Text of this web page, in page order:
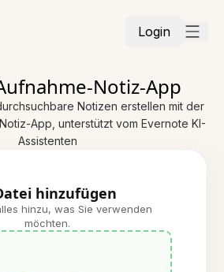
Login
Notiz-App
Notizen erstellen mit der
App, unterstützt vom Evernote KI-
Assistenten
hinzufügen
hinzu, was Sie verwenden
möchten.